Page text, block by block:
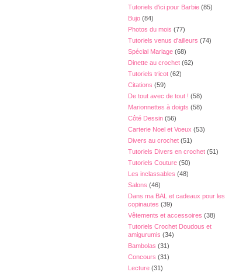
Tutoriels d'ici pour Barbie (85)
Bujo (84)
Photos du mois (77)
Tutoriels venus d'ailleurs (74)
Spécial Mariage (68)
Dinette au crochet (62)
Tutoriels tricot (62)
Citations (59)
De tout avec de tout ! (58)
Marionnettes à doigts (58)
Côté Dessin (56)
Carterie Noel et Voeux (53)
Divers au crochet (51)
Tutoriels Divers en crochet (51)
Tutoriels Couture (50)
Les inclassables (48)
Salons (46)
Dans ma BAL et cadeaux pour les
copinautes (39)
Vêtements et accessoires (38)
Tutoriels Crochet Doudous et
amigurumis (34)
Bambolas (31)
Concours (31)
Lecture (31)